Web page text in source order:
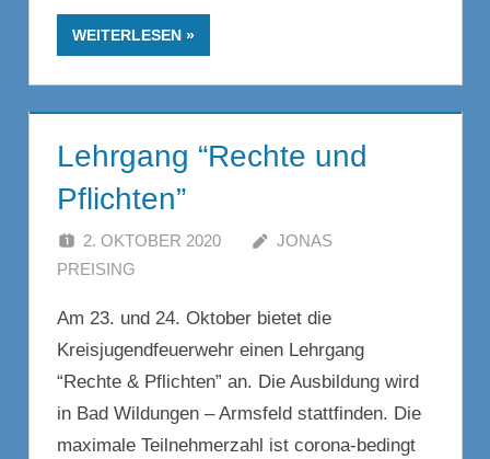
WEITERLESEN
Lehrgang “Rechte und
Pflichten”
2. OKTOBER 2020
JONAS
PREISING
Am 23. und 24. Oktober bietet die
Kreisjugendfeuerwehr einen Lehrgang
“Rechte & Pflichten” an. Die Ausbildung wird
in Bad Wildungen – Armsfeld stattfinden. Die
maximale Teilnehmerzahl ist corona-bedingt